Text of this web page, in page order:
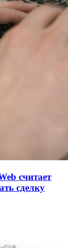
считает
сделку